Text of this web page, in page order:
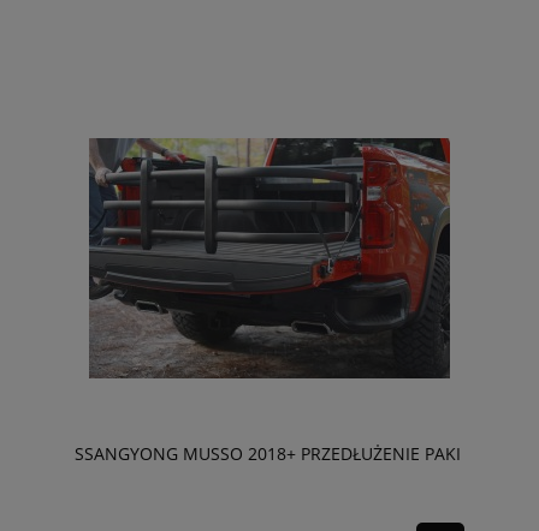
SSANGYONG MUSSO 2018+ PRZEDŁUŻENIE PAKI